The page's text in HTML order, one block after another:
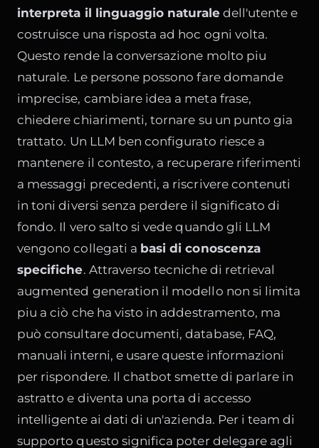
interpreta il linguaggio naturaledell'utente e
costruisce una risposta ad hoc ogni volta.
Questo rende la conversazione molto piu
naturale. Le persone possono fare domande
imprecise, cambiare idea a meta frase,
chiedere chiarimenti, tornare su un punto gia
trattato. Un LLM ben configurato riesce a
mantenere il contesto, a recuperare riferimenti
a messaggi precedenti, a riscrivere contenuti
in toni diversi senza perdere il significato di
fondo. Il vero salto si vede quando gli LLM
vengono collegati a basi di conoscenza
specifiche. Attraverso tecniche di retrieval
augmented generation il modello non si limita
piu a ciò che ha visto in addestramento, ma
può consultare documenti, database, FAQ,
manuali interni, e usare queste informazioni
per rispondere. Il chatbot smette di parlare in
astratto e diventa una porta di accesso
intelligente ai dati di un'azienda. Per i team di
supporto questo significa poter delegare agli